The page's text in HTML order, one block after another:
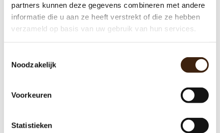
partners kunnen deze gegevens combineren met andere
informatie die u aan ze heeft verstrekt of die ze hebben
verzameld op basis van uw gebruik van hun services.
Noodzakelijk
Voorkeuren
Statistieken
Choco Cacaomix